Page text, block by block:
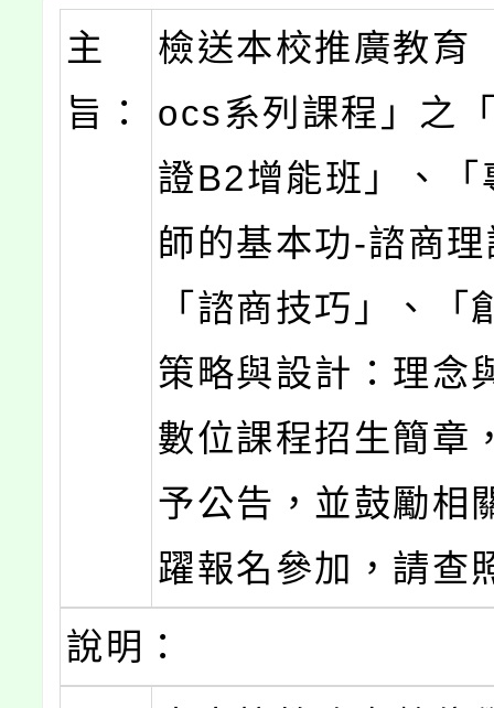
主
旨：
檢送本校推廣教育
ocs系列課程」之
證B2增能班」、「
師的基本功-諮商
「諮商技巧」、「
策略與設計：理念
數位課程招生簡章
予公告，並鼓勵相
躍報名參加，請查
說明：